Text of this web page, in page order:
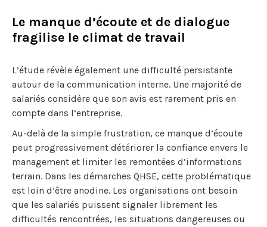
Le manque d’écoute et de dialogue
fragilise le climat de travail
L’étude révèle également une difficulté persistante
autour de la communication interne. Une majorité de
salariés considère que son avis est rarement pris en
compte dans l’entreprise.
Au-delà de la simple frustration, ce manque d’écoute
peut progressivement détériorer la confiance envers le
management et limiter les remontées d’informations
terrain. Dans les démarches QHSE, cette problématique
est loin d’être anodine. Les organisations ont besoin
que les salariés puissent signaler librement les
difficultés rencontrées, les situations dangereuses ou